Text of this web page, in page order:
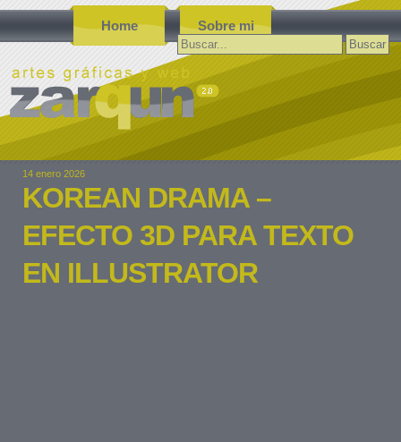
Home Sobre mi
Buscar:
14 enero 2026
KOREAN DRAMA –
EFECTO 3D PARA TEXTO
EN ILLUSTRATOR